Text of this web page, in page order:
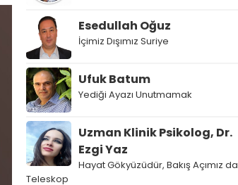
Esedullah Oğuz
İçimiz Dışımız Suriye
Ufuk Batum
Yediği Ayazı Unutmamak
Uzman Klinik Psikolog, Dr.
Ezgi Yaz
Hayat Gökyüzüdür, Bakış Açımız da
Teleskop